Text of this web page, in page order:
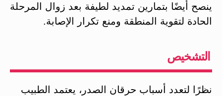
ينصح أيضًا بتمارين تمديد لطيفة بعد زوال المرحلة
الحادة لتقوية المنطقة ومنع تكرار الإصابة.
التشخيص
نظرًا لتعدد أسباب حرقان الصدر، يعتمد الطبيب